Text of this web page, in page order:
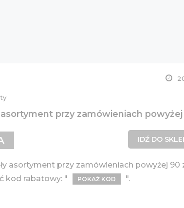
asortyment przy zamówieniach powyżej
IDŹ DO
asortyment przy zamówieniach powyżej 90
kod rabatowy: " POKAŻ KOD
".